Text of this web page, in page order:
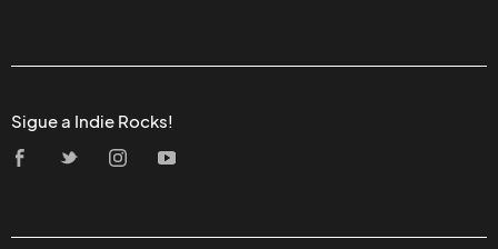
Sigue a Indie Rocks!